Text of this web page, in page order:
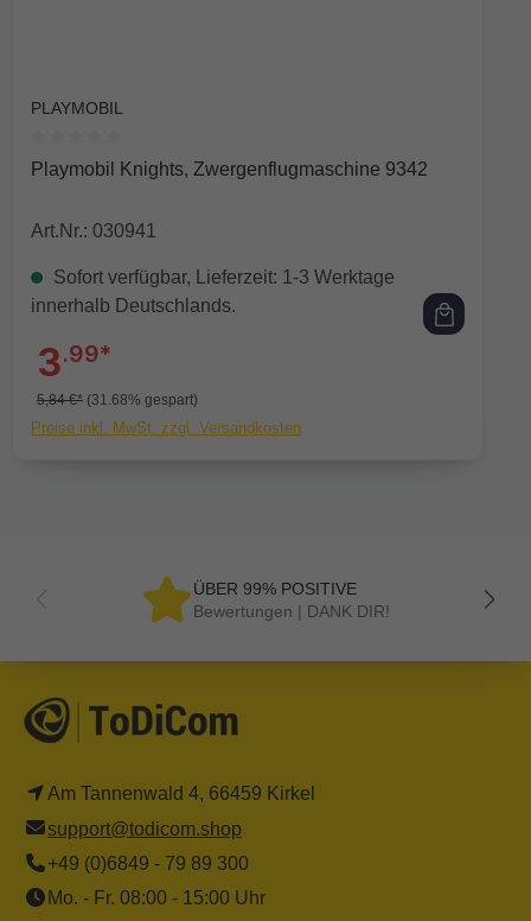
PLAYMOBIL
Durchschnittliche Bewertung von 0 von 5 Sternen
Playmobil Knights, Zwergenflugmaschine 9342
Art.Nr.: 030941
Sofort verfügbar, Lieferzeit: 1-3 Werktage
innerhalb Deutschlands.
3.99*
5,84 €* (31.68% gespart)
Preise inkl. MwSt. zzgl. Versandkosten
ÜBER 99% POSITIVE
Bewertungen | DANK DIR!
Am Tannenwald 4, 66459 Kirkel
support@todicom.shop
+49 (0)6849 - 79 89 300
Mo. - Fr. 08:00 - 15:00 Uhr